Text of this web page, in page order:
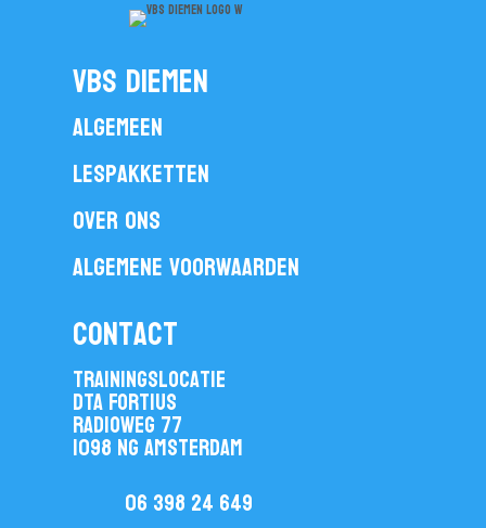
vbs diemen
Algemeen
Lespakketten
Over ons
Algemene voorwaarden
contact
Trainingslocatie
DTA Fortius
Radioweg 77
1098 NG Amsterdam
06 398 24 649